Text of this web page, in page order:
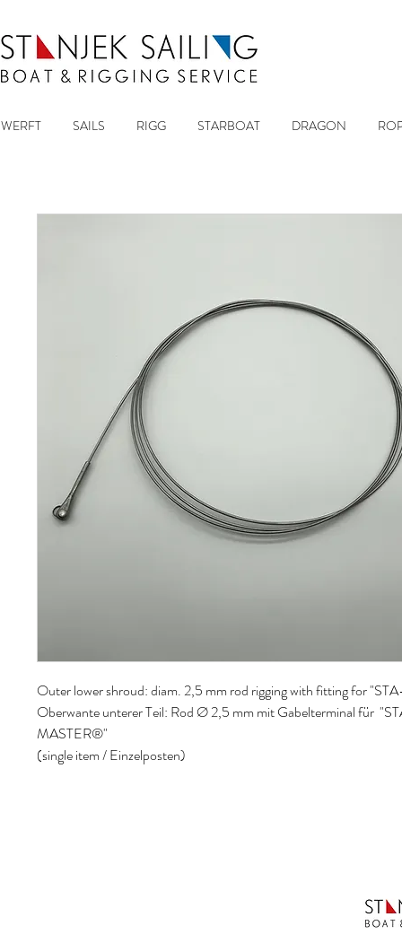
WERFT SAILS RIGG STARBOAT DRAGON
Outer lower shroud: diam. 2,5 mm rod rigging with fitting for
Oberwante unterer Teil: Rod Ø 2,5 mm mit Gabelterminal für
MASTER®"
(single item / Einzelposten)